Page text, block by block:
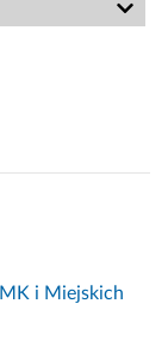
i Miejskich